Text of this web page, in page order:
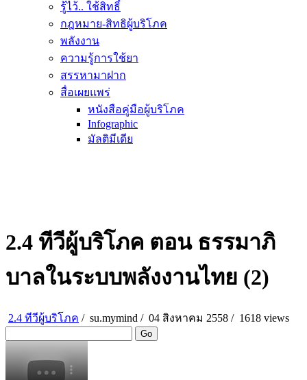
รู้ไว้.. ใช้สิทธิ์
กฎหมาย-สิทธิผู้บริโภค
พลังงาน
ความรู้การใช้ยา
สรรหามาฝาก
สื่อเผยแพร่
หนังสือคู่มือผู้บริโภค
Infographic
มัลติมีเดีย
2.4 ทีวีผู้บริโภค ตอน ธรรมาภิ
บาลในระบบพลังงานไทย (2)
2.4 ทีวีผู้บริโภค / su.mymind / 04 สิงหาคม 2558 / 1618 views
Go